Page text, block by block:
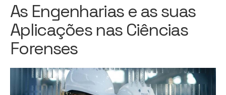
As Engenharias e as suas
Aplicações nas Ciências
Forenses